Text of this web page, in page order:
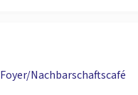
Foyer/Nachbarschaftscafé